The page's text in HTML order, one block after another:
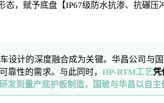
态，赋予底盘【IP67级防水抗渗、抗碾
设计的深度融合成为关键。华昌公司与
靠性的需求。与此同时，HP-RTM工艺凭
发到量产底护板制造，国玻与华昌以自